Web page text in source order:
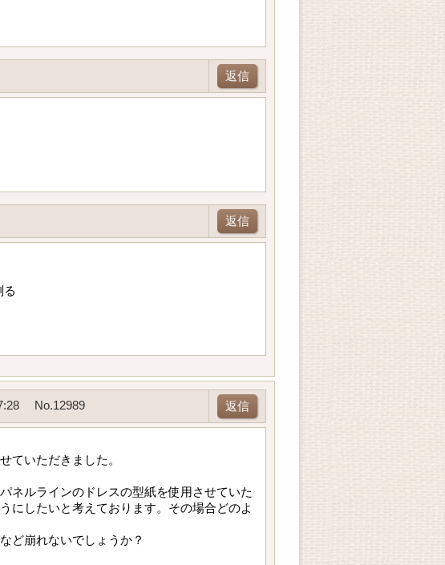
返信
返信
る
No.12989 返信
ていただきました。
ネルラインのドレスの型紙を使用させていた
にしたいと考えております。その場合どのよ
ど崩れないでしょうか？